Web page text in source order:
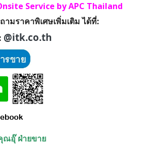
Service by APC Thailand
มราคาพิเศษเพิ่มเติม ได้ที่:
@itk.co.th
ณอุ๊ ฝ่ายขาย